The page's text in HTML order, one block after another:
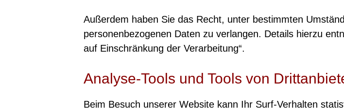
Außerdem haben Sie das Recht, unter bestimmten
personenbezogenen Daten zu verlangen. Details hierzu
auf Einschränkung der Verarbeitung“.
Analyse-Tools und Tools von
Beim Besuch unserer Website kann Ihr Surf-Verhalten